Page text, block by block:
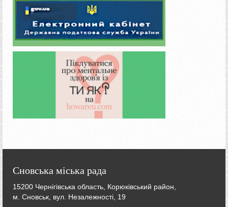
Сновська міська рада
15200 Чернігівська область, Корюківський район,
м. Сновськ, вул. Незалежності, 19